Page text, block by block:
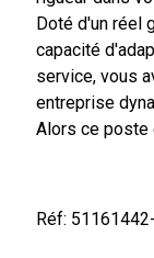
Doté d'un réel
capacité
service, vous
entreprise
Alors ce poste
Réf: